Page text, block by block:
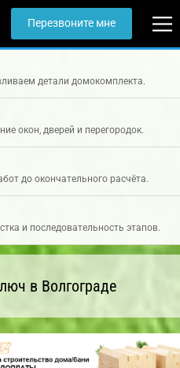
Перезвоните мне
детали домокомплекта.
окон, дверей и перегородок.
до окончательного расчёта.
и последовательность этапов.
в Волгограде